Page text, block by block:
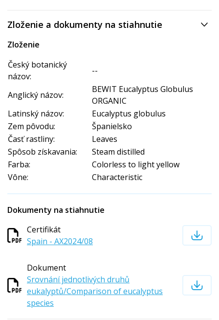
Zloženie a dokumenty na stiahnutie
Zloženie
Český botanický
názov:
--
Anglický názov:
BEWIT Eucalyptus Globulus
ORGANIC
Latinský názov:
Eucalyptus globulus
Zem pôvodu:
Španielsko
Časť rastliny:
Leaves
Spôsob získavania:
Steam distilled
Farba:
Colorless to light yellow
Vône:
Characteristic
Dokumenty na stiahnutie
Certifikát
Spain - AX2024/08
Dokument
Srovnání jednotlivých druhů
eukalyptů/Comparison of eucalyptus
species